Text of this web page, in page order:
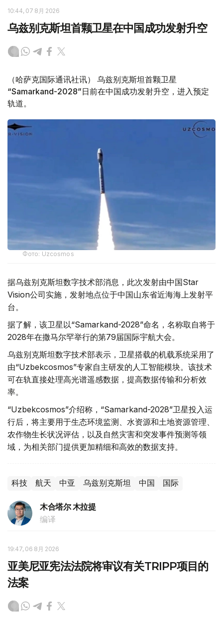
10:44, 07 8月 2026
乌兹别克斯坦首颗卫星在中国成功发射升空
（哈萨克国际通讯社讯） 乌兹别克斯坦首颗卫星
“Samarkand-2028”日前在中国成功发射升空，进入预定
轨道。
Фото: Uzcosmos
据乌兹别克斯坦数字技术部消息，此次发射由中国Star
Vision公司实施，发射地点位于中国山东省近海海上发射平
台。
据了解，该卫星以“Samarkand-2028”命名，名称取自将于
2028年在撒马尔罕举行的第79届国际宇航大会。
乌兹别克斯坦数字技术部表示，卫星搭载的机载系统采用了
由“Uzbekcosmos”专家自主研发的人工智能模块。该技术
可在轨直接处理高光谱遥感数据，提高数据传输和分析效
率。
“Uzbekcosmos”介绍称，“Samarkand-2028”卫星投入运
行后，将主要用于生态环境监测、水资源和土地资源管理、
农作物生长状况评估，以及自然灾害和突发事件预测等领
域，为相关部门提供更加精细和高效的数据支持。
科技 航天 中亚 乌兹别克斯坦 中国 国际
木合塔尔 木拉提
编译
19:47, 06 8月 2026
亚美尼亚宪法法院将审议有关TRIPP项目的
法案